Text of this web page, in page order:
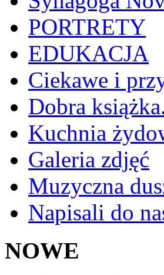
PORTRETY
EDUKACJA
Ciekawe i
Dobra
Kuchnia
Galeria zdjęć
Muzyczna
Napisali do
NOWE